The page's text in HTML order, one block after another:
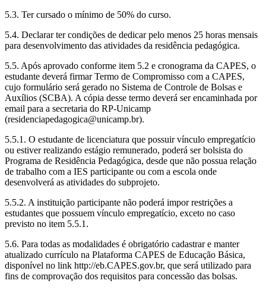
5.3. Ter cursado o mínimo de 50% do curso.
5.4. Declarar ter condições de dedicar pelo menos 25 horas mensais
para desenvolvimento das atividades da residência pedagógica.
5.5. Após aprovado conforme item 5.2 e cronograma da CAPES, o
estudante deverá firmar Termo de Compromisso com a CAPES,
cujo formulário será gerado no Sistema de Controle de Bolsas e
Auxílios (SCBA). A cópia desse termo deverá ser encaminhada por
email para a secretaria do RP-Unicamp
(residenciapedagogica@unicamp.br).
5.5.1. O estudante de licenciatura que possuir vínculo empregatício
ou estiver realizando estágio remunerado, poderá ser bolsista do
Programa de Residência Pedagógica, desde que não possua relação
de trabalho com a IES participante ou com a escola onde
desenvolverá as atividades do subprojeto.
5.5.2. A instituição participante não poderá impor restrições a
estudantes que possuem vínculo empregatício, exceto no caso
previsto no item 5.5.1.
5.6. Para todas as modalidades é obrigatório cadastrar e manter
atualizado currículo na Plataforma CAPES de Educação Básica,
disponível no link http://eb.CAPES.gov.br, que será utilizado para
fins de comprovação dos requisitos para concessão das bolsas.